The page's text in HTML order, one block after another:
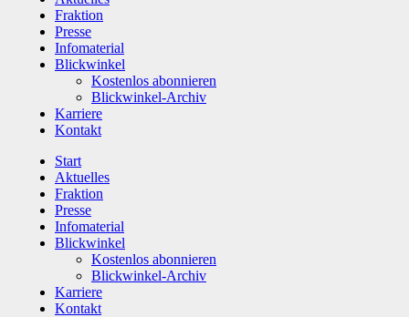
Fraktion
Presse
Infomaterial
Blickwinkel
Kostenlos abonnieren
Blickwinkel-Archiv
Karriere
Kontakt
Start
Aktuelles
Fraktion
Presse
Infomaterial
Blickwinkel
Kostenlos abonnieren
Blickwinkel-Archiv
Karriere
Kontakt